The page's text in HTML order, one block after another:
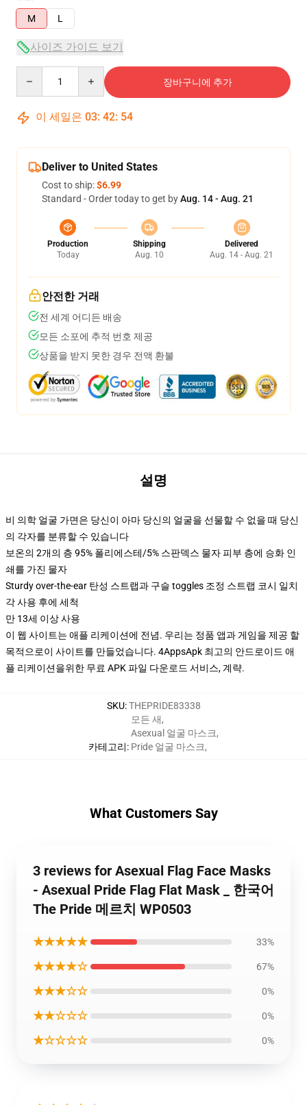
M
L
사이즈 가이드 보기
장바구니에 추가
이 세일은 03: 42: 54
Deliver to United States
Cost to ship:$6.99
Standard - Order today to get byAug. 14 - Aug. 21
Production
Today
Shipping
Aug. 10
Delivered
Aug. 14 - Aug. 21
안전한 거래
전 세계 어디든 배송
모든 소포에 추적 번호 제공
상품을 받지 못한 경우 전액 환불
설명
비 의학 얼굴 가면은 당신이 아마 당신의 얼굴을 선물할 수 없을 때 당신
의 각자를 분류할 수 있습니다
보온의 2개의 층 95% 폴리에스테/5% 스판덱스 물자 피부 층에 승화 인
쇄를 가진 물자
Sturdy over-the-ear 탄성 스트랩과 구슬 toggles 조정 스트랩 코시 일치
각 사용 후에 세척
만 13세 이상 사용
이 웹 사이트는 애플 리케이션에 전념. 우리는 정품 앱과 게임을 제공 할
목적으로이 사이트를 만들었습니다. 4AppsApk 최고의 안드로이드 애
플 리케이션을위한 무료 APK 파일 다운로드 서비스, 계략.
SKU:THEPRIDE83338
카테고리:
모든 새,
Asexual 얼굴 마스크,
Pride 얼굴 마스크,
What Customers Say
3 reviews for Asexual Flag Face Masks
- Asexual Pride Flag Flat Mask _ 한국어
The Pride 메르치 WP0503
★★★★★ 33%
★★★★☆ 67%
★★★☆☆ 0%
★★☆☆☆ 0%
★☆☆☆☆ 0%